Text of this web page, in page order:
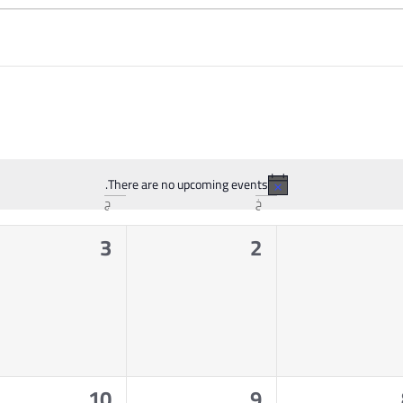
Notice
There are no upcoming events.
خ ج
0
2
0
3